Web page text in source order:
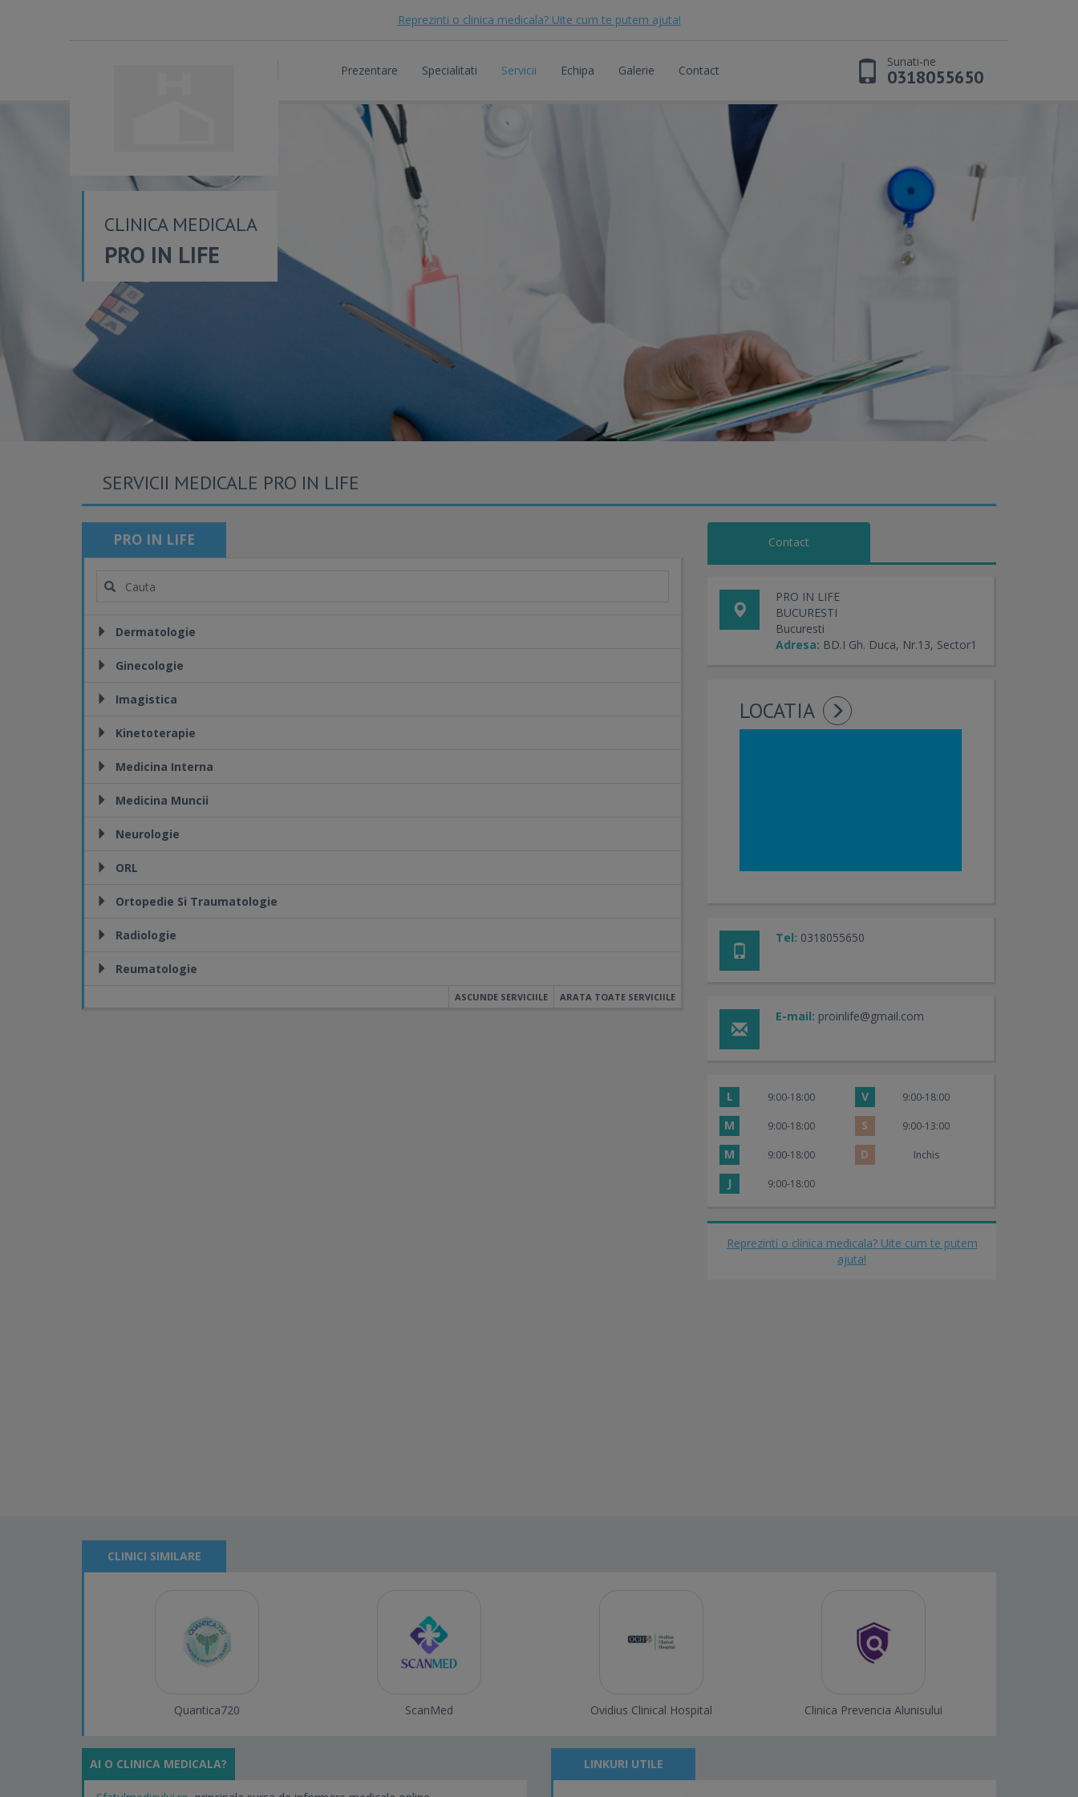
Reprezinti o clinica medicala? Uite cum te putem ajuta!
Prezentare Specialitati Servicii Echipa Galerie Contact
Sunati-ne
0318055650
CLINICA MEDICALA
PRO IN LIFE
SERVICII MEDICALE PRO IN LIFE
PRO IN LIFE
Dermatologie
Ginecologie
Imagistica
Kinetoterapie
Medicina Interna
Medicina Muncii
Neurologie
ORL
Ortopedie Si Traumatologie
Radiologie
Reumatologie
ARATA TOATE SERVICIILE
ASCUNDE SERVICIILE
Contact
PRO IN LIFE
BUCURESTI
Bucuresti
Adresa: BD.I Gh. Duca, Nr.13, Sector1
LOCATIA
Tel: 0318055650
E-mail: proinlife@gmail.com
L 9:00-18:00 V 9:00-18:00
M 9:00-18:00 S 9:00-13:00
M 9:00-18:00 D Inchis
J 9:00-18:00
Reprezinti o clinica medicala? Uite cum te putem
ajuta!
CLINICI SIMILARE
Quantica720 ScanMed Ovidius Clinical Hospital Clinica Prevencia Alunisului
AI O CLINICA MEDICALA? LINKURI UTILE